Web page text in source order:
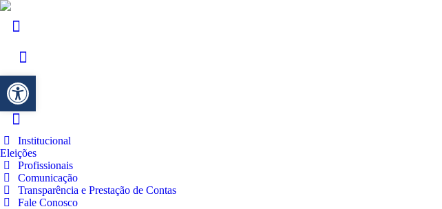
Institucional
Eleições
Profissionais
Comunicação
Transparência e Prestação de Contas
Fale Conosco
Barra de Ferramentas Aberta